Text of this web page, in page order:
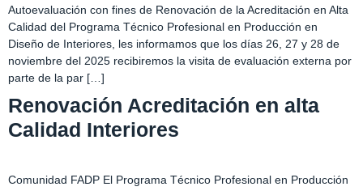
Autoevaluación con fines de Renovación de la Acreditación en Alta
Calidad del Programa Técnico Profesional en Producción en
Diseño de Interiores, les informamos que los días 26, 27 y 28 de
noviembre del 2025 recibiremos la visita de evaluación externa por
parte de la par […]
Renovación Acreditación en alta
Calidad Interiores
Comunidad FADP El Programa Técnico Profesional en Producción